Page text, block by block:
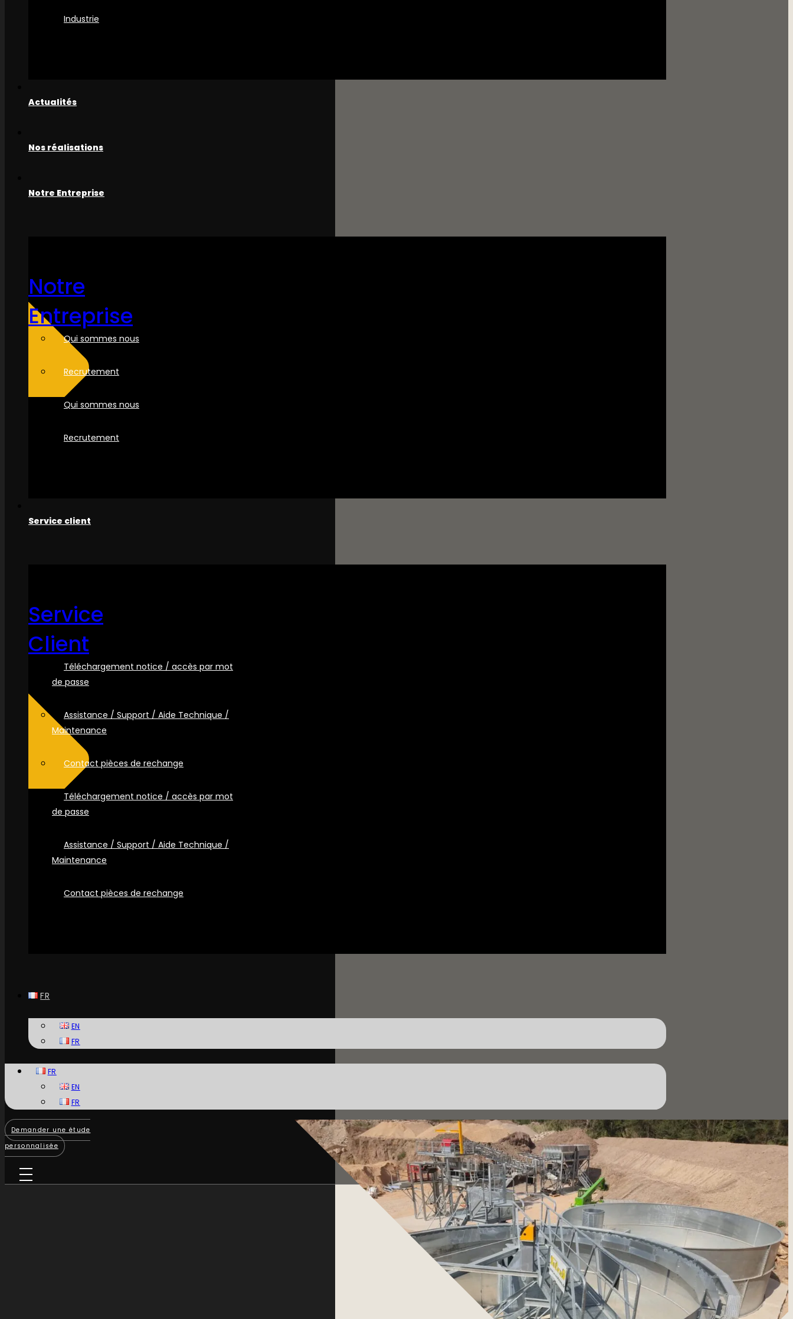
Industrie
Actualités
Nos réalisations
Notre Entreprise
Notre
Entreprise
Qui sommes nous
Recrutement
Qui sommes nous
Recrutement
Service client
Service
Client
Téléchargement notice / accès par mot
de passe
Assistance / Support / Aide Technique /
Maintenance
Contact pièces de rechange
Téléchargement notice / accès par mot
de passe
Assistance / Support / Aide Technique /
Maintenance
Contact pièces de rechange
FR
EN
FR
FR
EN
FR
Demander une étude
personnalisée